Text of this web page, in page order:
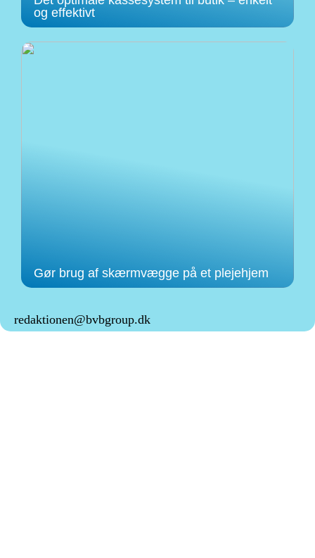
og effektivt
Gør brug af skærmvægge på et plejehjem
redaktionen@bvbgroup.dk